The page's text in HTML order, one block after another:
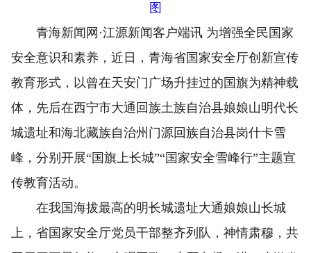
图
青海新闻网·江源新闻客户端讯 为增强全民国家
安全意识和素养，近日，青海省国家安全厅创新宣传
教育形式，以曾在天安门广场升挂过的国旗为精神载
体，先后在西宁市大通回族土族自治县娘娘山明代长
城遗址和海北藏族自治州门源回族自治县岗什卡雪
峰，分别开展“国旗上长城”“国家安全雪峰行”主题宣
传教育活动。
在我国海拔最高的明长城遗址大通娘娘山长城
上，省国家安全厅党员干部整齐列队，神情肃穆，共